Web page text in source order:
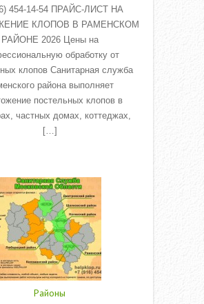
454-14-54 ПРАЙС-ЛИСТ НА
КЛОПОВ В РАМЕНСКОМ
РАЙОНЕ 2026 Цены на
обработку от
клопов Санитарная служба
района выполняет
постельных клопов в
частных домах, коттеджах,
[…]
Районы